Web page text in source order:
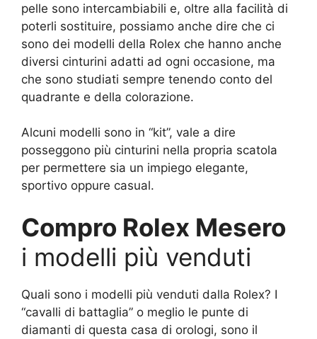
pelle sono intercambiabili e, oltre alla facilità di
poterli sostituire, possiamo anche dire che ci
sono dei modelli della Rolex che hanno anche
diversi cinturini adatti ad ogni occasione, ma
che sono studiati sempre tenendo conto del
quadrante e della colorazione.
Alcuni modelli sono in “kit”, vale a dire
posseggono più cinturini nella propria scatola
per permettere sia un impiego elegante,
sportivo oppure casual.
Compro Rolex Mesero
i modelli più venduti
Quali sono i modelli più venduti dalla Rolex? I
“cavalli di battaglia” o meglio le punte di
diamanti di questa casa di orologi, sono il